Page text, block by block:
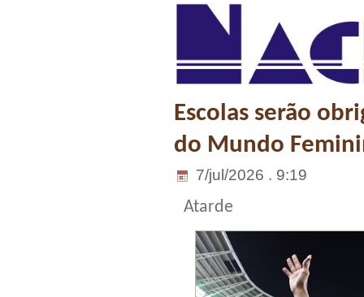
Escolas serão
do Mundo
7/jul/2026 . 9:19
Atarde